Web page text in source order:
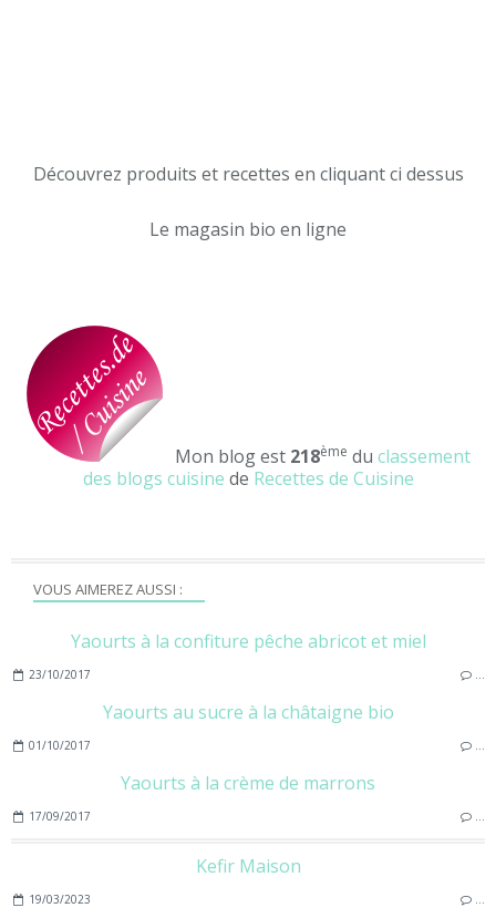
VOUS AIMEREZ AUSSI :
Yaourts à la confiture pêche abricot et miel
23/10/2017
Yaourts au sucre à la châtaigne bio
01/10/2017
Yaourts à la crème de marrons
17/09/2017
Kefir Maison
19/03/2023
Découvrez produits et recettes en cliquant ci dessus
Le magasin bio en ligne
Mon blog est 218ème du classement
des blogs cuisine de Recettes de Cuisine